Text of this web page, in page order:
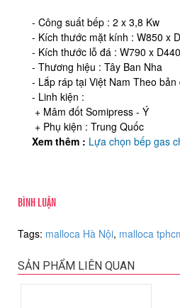
- Công suất bếp : 2 x 3,8 Kw
- Kích thước mặt kính : W850 x
- Kích thước lỗ đá : W790 x
- Thương hiệu : Tây Ban Nha
- Lắp ráp tại Việt Nam Theo
- Linh kiện :
+ Mâm đốt Somipress - Ý
+ Phụ kiện : Trung Quốc
Xem thêm : Lựa chọn bếp gas
BÌNH LUẬN
Tags: malloca Hà Nội, malloca
SẢN PHẨM LIÊN QUAN